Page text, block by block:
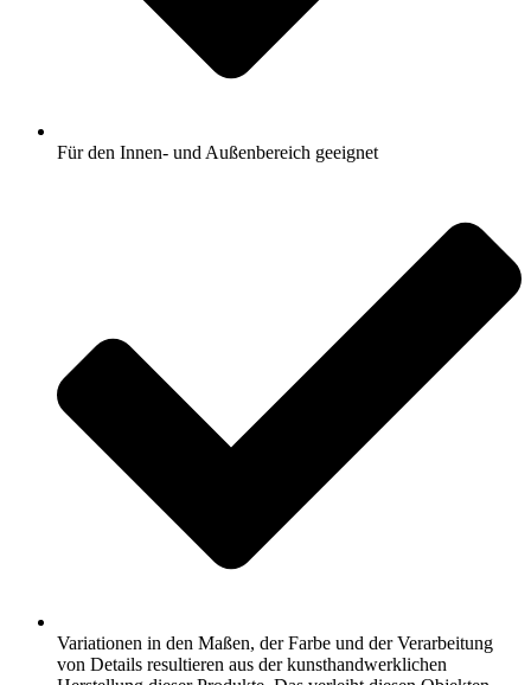
Für den Innen- und Außenbereich geeignet
Variationen in den Maßen, der Farbe und der Verarbeitung
von Details resultieren aus der kunsthandwerklichen